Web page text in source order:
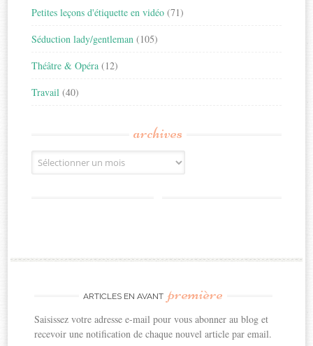
Petites leçons d'étiquette en vidéo (71)
Séduction lady/gentleman (105)
Théâtre & Opéra (12)
Travail (40)
archives
Archives
ARTICLES EN AVANT première
Saisissez votre adresse e-mail pour vous abonner au blog et
recevoir une notification de chaque nouvel article par email.